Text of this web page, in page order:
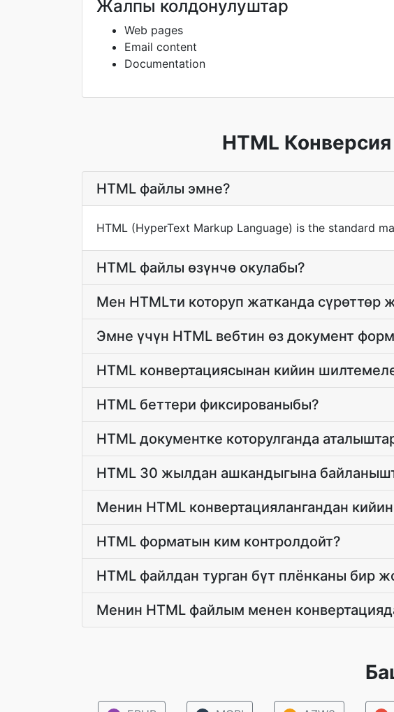
Жалпы колдонулуштар
Web pages
Email content
Documentation
HTML
HTML файлы эмне?
HTML (HyperText Markup Language) is the standard
HTML файлы өзүнчө окулабы?
Мен HTMLти которуп жатканда сүрөттөр
Эмне үчүн HTML вебтин өз документ
HTML конвертациясынан кийин
HTML беттери фиксированыбы?
HTML документке которулганда
HTML 30 жылдан ашкандыгына
Менин HTML конвертациялангандан
HTML форматын ким контролдойт?
HTML файлдан турган бүт плёнканы бир
Менин HTML файлым менен